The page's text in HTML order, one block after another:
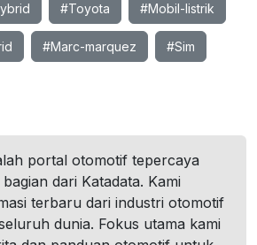
#Toyota #Mobil-listrik
#Marc-marquez #Sim
portal otomotif tepercaya
dari Katadata. Kami
terbaru dari industri otomotif
dunia. Fokus utama kami